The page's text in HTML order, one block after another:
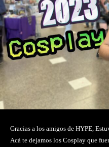
Gracias a los amigos de HYPE,
Acá te dejamos los Cosplay que